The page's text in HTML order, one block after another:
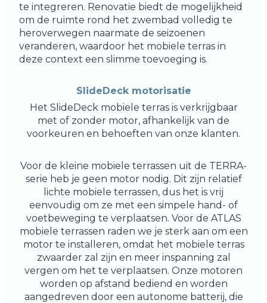
te integreren. Renovatie biedt de mogelijkheid
om de ruimte rond het zwembad volledig te
heroverwegen naarmate de seizoenen
veranderen, waardoor het mobiele terras in
deze context een slimme toevoeging is.
SlideDeck motorisatie
Het SlideDeck mobiele terras is verkrijgbaar
met of zonder motor, afhankelijk van de
voorkeuren en behoeften van onze klanten.
Voor de kleine mobiele terrassen uit de TERRA-
serie heb je geen motor nodig. Dit zijn relatief
lichte mobiele terrassen, dus het is vrij
eenvoudig om ze met een simpele hand- of
voetbeweging te verplaatsen. Voor de ATLAS
mobiele terrassen raden we je sterk aan om een
motor te installeren, omdat het mobiele terras
zwaarder zal zijn en meer inspanning zal
vergen om het te verplaatsen. Onze motoren
worden op afstand bediend en worden
aangedreven door een autonome batterij, die